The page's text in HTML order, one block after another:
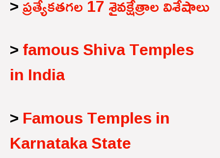
>famous Shiva Temples
in India
>Famous Temples in
Karnataka State